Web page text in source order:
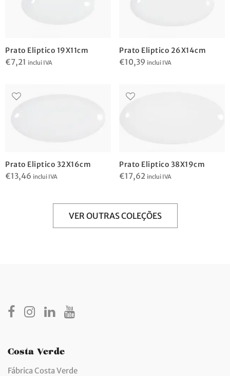
Prato Eliptico 19X11cm
€7,21 inclui IVA
Prato Eliptico 26X14cm
€10,39 inclui IVA
Prato Eliptico 32X16cm
€13,46 inclui IVA
Prato Eliptico 38X19cm
€17,62 inclui IVA
VER OUTRAS COLEÇÕES
Costa Verde
Fábrica Costa Verde